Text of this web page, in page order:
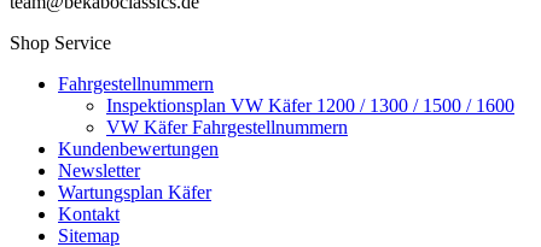
Shop Service
Fahrgestellnummern
Inspektionsplan VW Käfer 1200 / 1300 / 1500 / 1600
VW Käfer Fahrgestellnummern
Kundenbewertungen
Newsletter
Wartungsplan Käfer
Kontakt
Sitemap